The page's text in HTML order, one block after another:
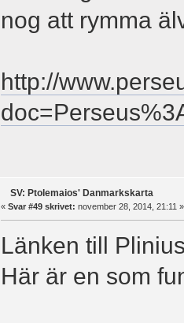
nog att rymma
http://
SV: Ptolemaios' Danmarkskarta
« Svar #49 skrivet: november 28, 2014, 21:11 »
Länken till
Här är en som